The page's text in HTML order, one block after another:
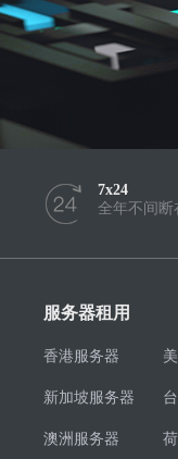
7x24
全年不间断
服务器租用
香港服务器
新加坡服务器
澳洲服务器